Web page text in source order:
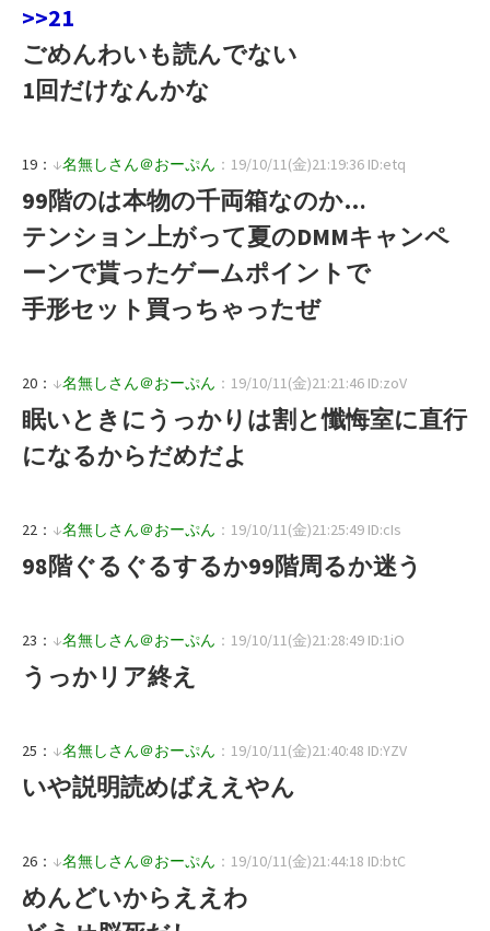
>>21
ごめんわいも読んでない
1回だけなんかな
19： ↓名無しさん＠おーぷん ：19/10/11(金)21:19:36 ID:etq
99階のは本物の千両箱なのか…
テンション上がって夏のDMMキャンペ
ーンで貰ったゲームポイントで
手形セット買っちゃったぜ
20： ↓名無しさん＠おーぷん ：19/10/11(金)21:21:46 ID:zoV
眠いときにうっかりは割と懺悔室に直行
になるからだめだよ
22： ↓名無しさん＠おーぷん ：19/10/11(金)21:25:49 ID:cIs
98階ぐるぐるするか99階周るか迷う
23： ↓名無しさん＠おーぷん ：19/10/11(金)21:28:49 ID:1iO
うっかリア終え
25： ↓名無しさん＠おーぷん ：19/10/11(金)21:40:48 ID:YZV
いや説明読めばええやん
26： ↓名無しさん＠おーぷん ：19/10/11(金)21:44:18 ID:btC
めんどいからええわ